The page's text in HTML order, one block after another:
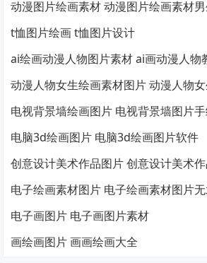
动漫图片绘画素材 动漫图片绘画素材
t恤图片绘画 t恤图片设计
ai绘画动漫人物图片素材 ai画动漫人物
动漫人物女生绘画素材图片 动漫人物
电视背景墙绘画图片 电视背景墙图片
电脑3d绘画图片 电脑3d绘画图片软件
创意设计美术作品图片 创意设计美术
电子绘画素材图片 电子绘画素材图片
电子画图片 电子画图片素材
画绘画图片 画画绘画大全